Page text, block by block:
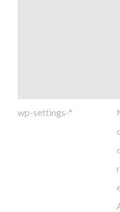
wp-settings-*